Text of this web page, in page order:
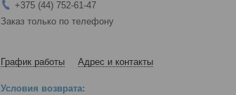
+375 (44) 752-61-47
Заказ только по телефону
График работы Адрес и контакты